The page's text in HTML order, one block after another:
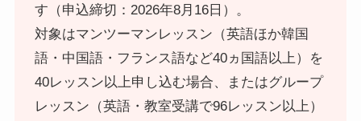
す（申込締切：2026年8月16日）。
対象はマンツーマンレッスン（英語ほか韓国
語・中国語・フランス語など40ヵ国語以上）を
40レッスン以上申し込む場合、またはグループ
レッスン（英語・教室受講で96レッスン以上）